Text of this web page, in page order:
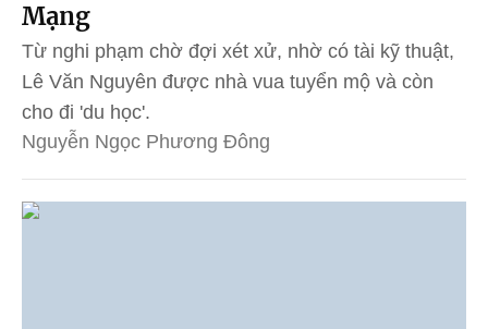
Mạng
Từ nghi phạm chờ đợi xét xử, nhờ có tài kỹ thuật,
Lê Văn Nguyên được nhà vua tuyển mộ và còn
cho đi 'du học'.
Nguyễn Ngọc Phương Đông